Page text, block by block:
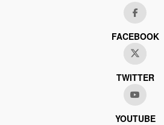
FACEBOOK
TWITTER
YOUTUBE